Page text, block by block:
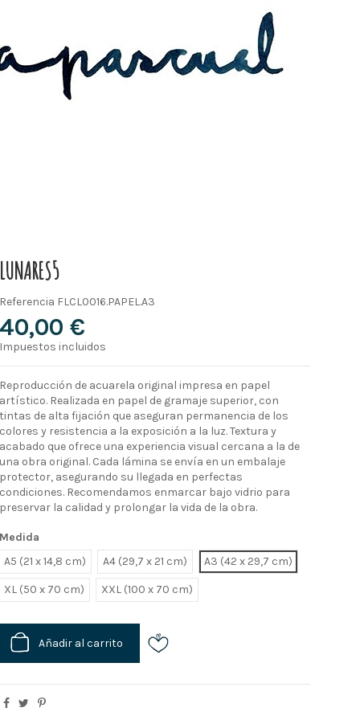
LUNARES5
Referencia FLCL0016.PAPEL.A3
40,00 €
Impuestos incluidos
Reproducción de acuarela original impresa en papel
artístico. Realizada en papel de gramaje superior, con
tintas de alta fijación que aseguran permanencia de los
colores y resistencia a la exposición a la luz. Textura y
acabado que ofrece una experiencia visual cercana a la de
una obra original. Cada lámina se envía en un embalaje
protector, asegurando su llegada en perfectas
condiciones. Recomendamos enmarcar bajo vidrio para
preservar la calidad y prolongar la vida de la obra.
Medida
A5 (21 x 14,8 cm)
A4 (29,7 x 21 cm) A3 (42 x 29,7 cm)
XL XXL
Añadir al carrito